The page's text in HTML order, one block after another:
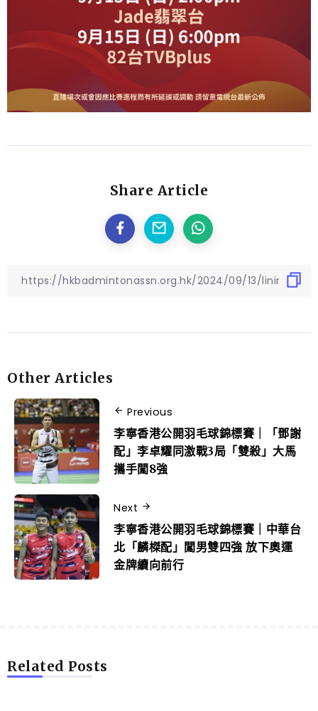
Share Article
Other Articles
Previous
李寧香港公開羽毛球錦標賽｜「鄧謝
配」李卓耀同激戰3局「雙殺」大馬
攜手闖8強
Next
李寧香港公開羽毛球錦標賽｜中華台
北「麟榤配」闖男雙四強 放下奧運
金牌續向前行
Related Posts